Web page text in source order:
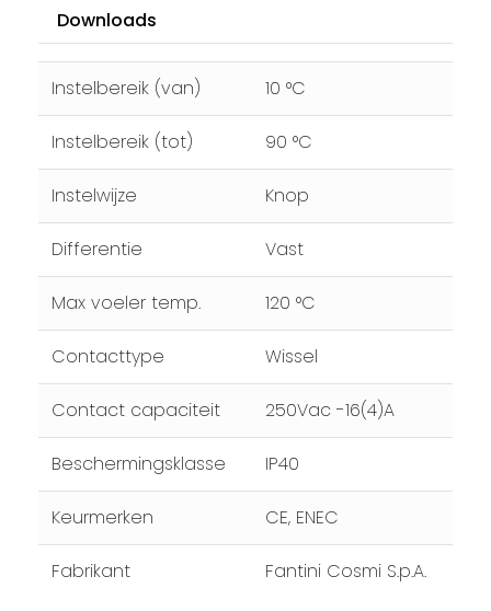
Downloads
Instelbereik (van) 10 °C
Instelbereik (tot) 90 °C
Instelwijze Knop
Differentie Vast
Max voeler temp. 120 °C
Contacttype Wissel
Contact capaciteit 250Vac -16(4)A
Beschermingsklasse IP40
Keurmerken CE, ENEC
Fabrikant Fantini Cosmi S.p.A.